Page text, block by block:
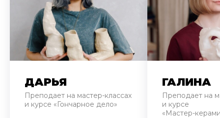
ДАРЬЯ
Преподает на мастер-классах
и курсе «Гончарное дело»
ГАЛИНА
Преподает на
и курсе
«Мастер-